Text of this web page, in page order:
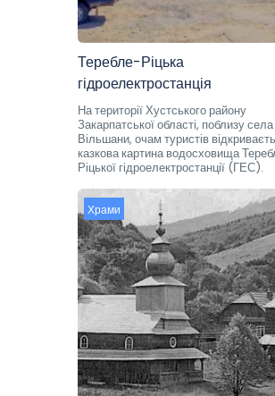
Теребле-Ріцька
гідроелектростанція
На території Хустського району
Закарпатської області, поблизу села
Вільшани, очам туристів
казкова картина водосховища
Ріцької гідроелектростанції (ГЕС).
Храми